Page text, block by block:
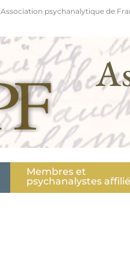
Association psychanalytique de
Membres et
psychanalystes